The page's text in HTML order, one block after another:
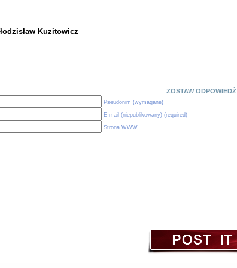
Kuzitowicz
ZOSTAW ODPOWIEDŹ
Pseudonim (wymagane)
E-mail (niepublikowany) (required)
Strona WWW